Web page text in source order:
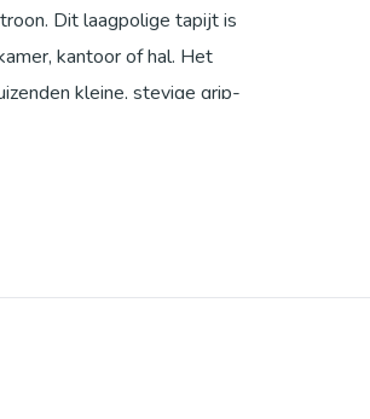
Dit laagpolige tapijt is
kantoor of hal. Het
kleine, stevige grip-
keuze voor jouw